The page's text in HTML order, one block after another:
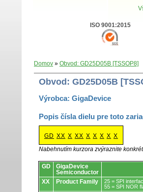
ISO 9001:2015
Domov » Obvod: GD25D05B [TSSOP8]
Obvod: GD25D05B
Výrobca: GigaDevice
Popis čísla dielu pre toto
GD XX X XX X X X X X
Nabehnutím kurzora zvýraznite
Obvody.
GD
GigaDevice
Semiconductor
XX
Product Family
25 = SPI
55 = SPI NOR